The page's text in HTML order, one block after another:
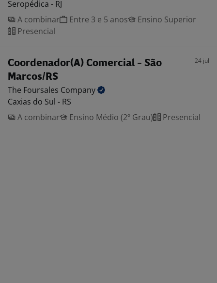
Seropédica - RJ
A combinar
Entre 3 e 5 anos
Ensino Superior
Presencial
Coordenador(A) Comercial - São
Marcos/RS
24 jul
The Foursales Company
Caxias do Sul - RS
A combinar
Ensino Médio (2º Grau) Presencial